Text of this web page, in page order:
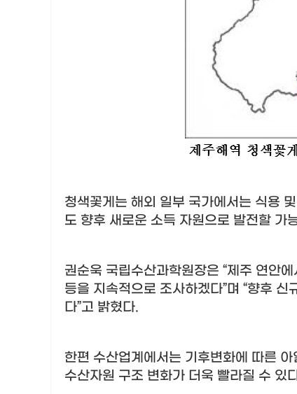
청색꽃게는 해외 일부 국가에서는 식용
도 향후 새로운 소득 자원으로 발전할 가
권순욱 국립수산과학원장은 “제주 연안
등을 지속적으로 조사하겠다”며 “향후 신
다”고 밝혔다.
한편 수산업계에서는 기후변화에 따른
수산자원 구조 변화가 더욱 빨라질 수 있